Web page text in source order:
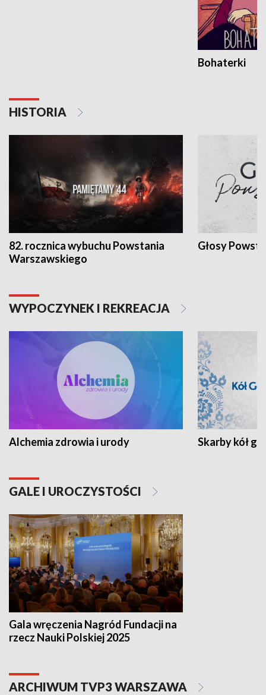
Bohaterki
HISTORIA
82. rocznica wybuchu Powstania
Warszawskiego
Głosy
WYPOCZYNEK I REKREACJA
Alchemia zdrowia i urody Skarby kół
GALE I UROCZYSTOŚCI
Gala wręczenia Nagród Fundacji na
rzecz Nauki Polskiej 2025
ARCHIWUM TVP3 WARSZAWA